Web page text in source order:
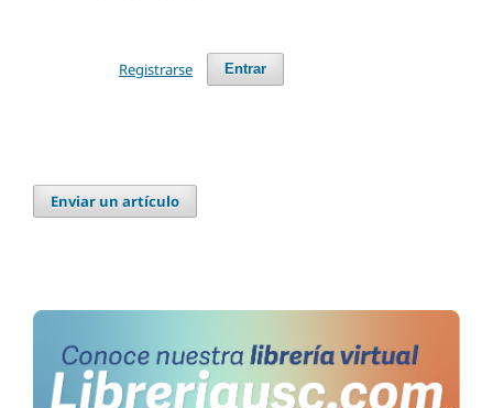
Entrar
Registrarse
Enviar un artículo